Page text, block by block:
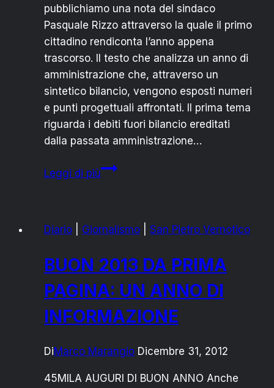
pubblichiamo una nota del sindaco
Pasquale Rizzo attraverso la quale il primo
cittadino rendiconta l’anno appena
trascorso. Il testo che analizza un anno di
amministrazione che, attraverso un
sintetico bilancio, vengono esposti numeri
e punti progettuali affrontati. Il prima tema
riguarda i debiti fuori bilancio ereditati
dalla passata amministrazione…
Leggi di piùRIZZO:
UN
DI
AMMINISTRAZIONE
Diario Giornalismo San Pietro Vernotico
BUON 2013 DA PRIMA
PAGINA: UN ANNO DI
INFORMAZIONE
DiMarco Marangio Dicembre 31, 2012
45MILA AUGURI DI BUON ANNO Anche